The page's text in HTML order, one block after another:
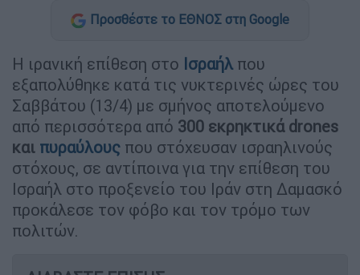
Προσθέστε το ΕΘΝΟΣ στη Google
Η ιρανική επίθεση στο Ισραήλ που
εξαπολύθηκε κατά τις νυκτερινές ώρες του
Σαββάτου (13/4) με σμήνος αποτελούμενο
από περισσότερα από 300 εκρηκτικά drones
και πυραύλους που στόχευσαν ισραηλινούς
στόχους, σε αντίποινα για την επίθεση του
Ισραήλ στο προξενείο του Ιράν στη Δαμασκό
προκάλεσε τον φόβο και τον τρόμο των
πολιτών.